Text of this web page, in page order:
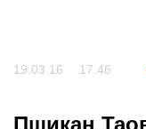
19.03.16 17:46
Пшикан